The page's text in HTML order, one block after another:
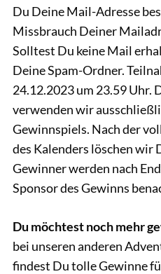
Du Deine Mail-Adresse
Missbrauch Deiner
Solltest Du keine Mail
Deine Spam-Ordner.
24.12.2023 um 23.59 Uhr.
verwenden wir
Gewinnspiels. Nach der
des Kalenders löschen wir
Gewinner werden nach
Sponsor des Gewinns
Du möchtest noch mehr
bei unseren anderen
findest Du tolle Gewinne